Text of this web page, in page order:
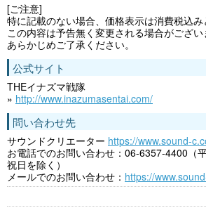
[ご注意]
特に記載のない場合、価格表示は消費税込み
この内容は予告無く変更される場合がござい
あらかじめご了承ください。
公式サイト
THEイナズマ戦隊
» http://www.inazumasentai.com/
問い合わせ先
サウンドクリエーター https://www.sound-
お電話でのお問い合わせ：06-6357-4400（
祝日を除く）
メールでのお問い合わせ： https://